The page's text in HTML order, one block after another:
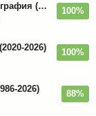
Five Finger Death Punch - Дискография (2008-2026) 100%
2026) 100%
2026) 88%